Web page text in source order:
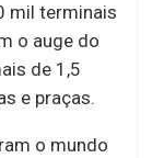
mil terminais
o auge do
de 1,5
e praças.
o mundo